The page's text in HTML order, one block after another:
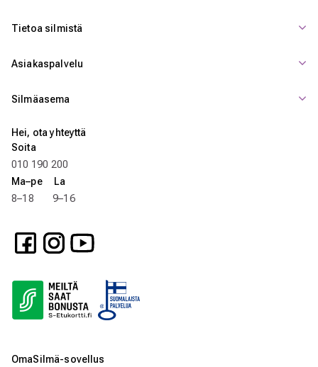
Tietoa silmistä
Asiakaspalvelu
Silmäasema
Hei, ota yhteyttä
Soita
010 190 200
Ma–pe La
8–18 9–16
OmaSilmä-sovellus